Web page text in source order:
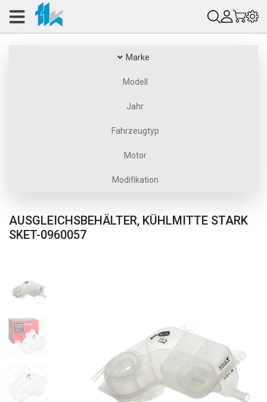
Marke
Modell
Jahr
Fahrzeugtyp
Motor
Modifikation
AUSGLEICHSBEHÄLTER, KÜHLMITTE STARK
SKET-0960057
Zurück